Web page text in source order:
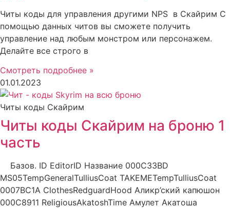
Читы коды для управления другими NPS в Скайрим С
помощью данных читов вы сможете получить
управление над любым монстром или персонажем.
Делайте все строго в
Смотреть подробнее »
01.01.2023
Читы коды Скайрим
Читы коды Скайрим на броню 1
часть
Базов. ID EditorID Название 000C33BD
MS05TempGeneralTulliusCoat TAKEMETempTulliusCoat
0007BC1A ClothesRedguardHood Аликр’ский капюшон
000C8911 ReligiousAkatoshTime Амулет Акатоша